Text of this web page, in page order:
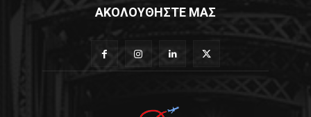
ΑΚΟΛΟΥΘΗΣΤΕ ΜΑΣ